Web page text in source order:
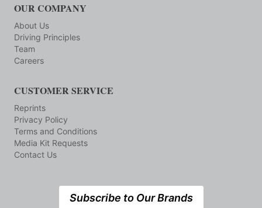
OUR COMPANY
About Us
Driving Principles
Team
Careers
CUSTOMER SERVICE
Reprints
Privacy Policy
Terms and Conditions
Media Kit Requests
Contact Us
Subscribe to Our Brands